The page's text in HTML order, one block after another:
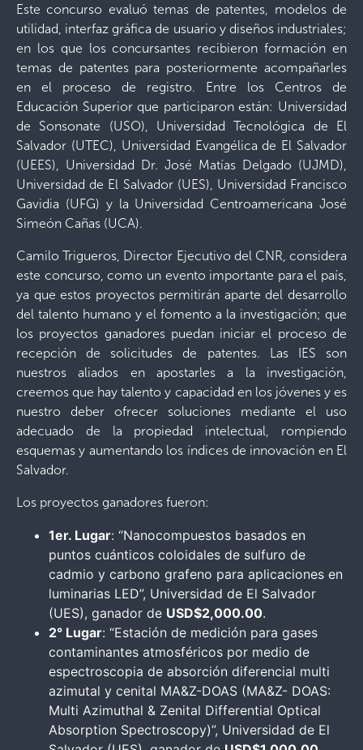
Este concurso evaluó temas de patentes, modelos de
utilidad, interfaz gráfica de usuario y diseños industriales;
en los que los concursantes recibieron formación en
temas de patentes para posteriormente acompañarles
en el proceso de registro. Entre los Centros de
Educación Superior que participaron están: Universidad
de Sonsonate (USO), Universidad Tecnológica de El
Salvador (UTEC), Universidad Evangélica de El Salvador
(UEES), Universidad Dr. José Matías Delgado (UJMD),
Universidad de El Salvador (UES), Universidad Francisco
Gavidia (UFG) y la Universidad Centroamericana José
Simeón Cañas (UCA).
Camilo Trigueros, Director Ejecutivo del CNR, considera
este concurso, como un evento importante para el país,
ya que estos proyectos permitirán aparte del desarrollo
del talento humano y el fomento a la investigación; que
los proyectos ganadores puedan iniciar el proceso de
recepción de solicitudes de patentes. Las IES son
nuestros aliados en apostarles a la investigación,
creemos que hay talento y capacidad en los jóvenes y es
nuestro deber ofrecer soluciones mediante el uso
adecuado de la propiedad intelectual, rompiendo
esquemas y aumentando los índices de innovación en El
Salvador.
Los proyectos ganadores fueron:
1er. Lugar: “Nanocompuestos basados en
puntos cuánticos coloidales de sulfuro de
cadmio y carbono grafeno para aplicaciones en
luminarias LED”, Universidad de El Salvador
(UES), ganador de USD$2,000.00.
2° Lugar: “Estación de medición para gases
contaminantes atmosféricos por medio de
espectroscopia de absorción diferencial multi
azimutal y cenital MA&Z-DOAS (MA&Z- DOAS:
Multi Azimuthal & Zenital Differential Optical
Absorption Spectroscopy)”, Universidad de El